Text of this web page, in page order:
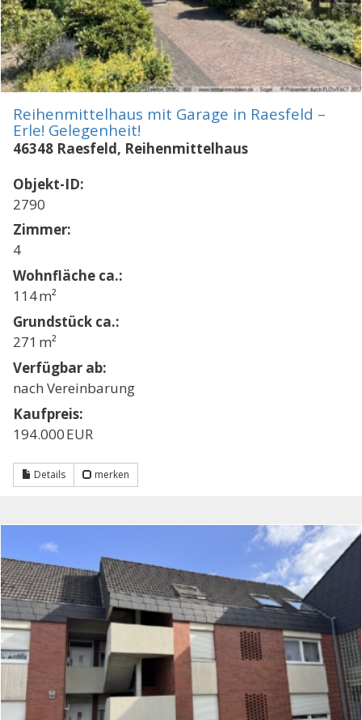
Reihenmittelhaus mit Garage in Raesfeld –
Erle! Gelegenheit!
46348 Raesfeld, Reihenmittelhaus
Objekt-ID:
2790
Zimmer:
4
Wohnfläche ca.:
114 m²
Grund­stück ca.:
271 m²
Verfügbar ab:
nach Vereinbarung
Kaufpreis:
194.000 EUR
Details merken